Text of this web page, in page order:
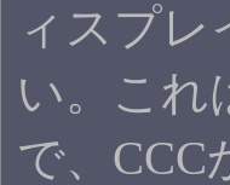
ィスプ
い。これ
で、